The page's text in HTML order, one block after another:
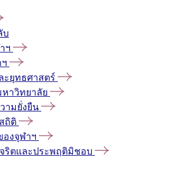
บ
ฯ
ะยุทธศาสตร์
าวิทยาลัย
ามยั่งยืน
ถิติ
งจุฬาฯ
ริตและประพฤติมิชอบ